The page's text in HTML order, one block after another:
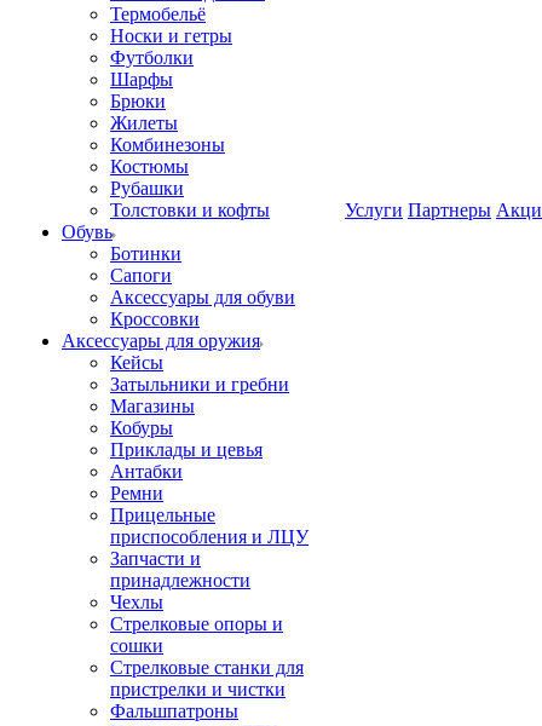
Термобельё
Носки и гетры
Футболки
Шарфы
Брюки
Жилеты
Комбинезоны
Костюмы
Рубашки
Толстовки и кофты
Обувь
Ботинки
Сапоги
Аксессуары для обуви
Кроссовки
Аксессуары для оружия
Кейсы
Затыльники и гребни
Магазины
Кобуры
Приклады и цевья
Антабки
Ремни
Прицельные
приспособления и ЛЦУ
Запчасти и
принадлежности
Чехлы
Стрелковые опоры и
сошки
Стрелковые станки для
пристрелки и чистки
Фальшпатроны
Услуги Партнеры